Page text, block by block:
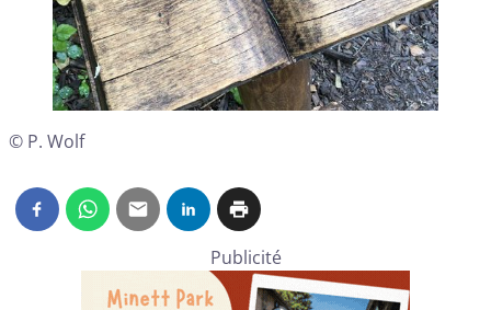
© P. Wolf
Publicité